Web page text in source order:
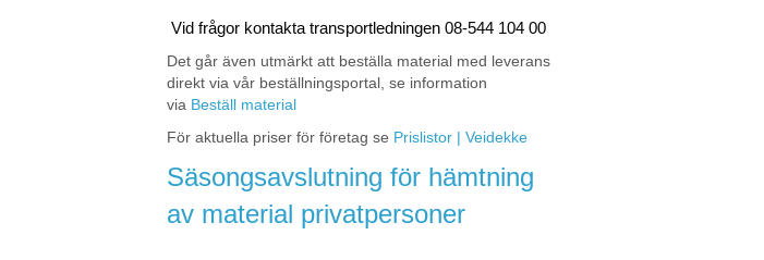
Vid frågor kontakta transportledningen 08-544 104 00
Det går även utmärkt att beställa material med leverans
direkt via vår beställningsportal, se information
via Beställ material
För aktuella priser för företag se Prislistor | Veidekke
Säsongsavslutning för hämtning
av material privatpersoner